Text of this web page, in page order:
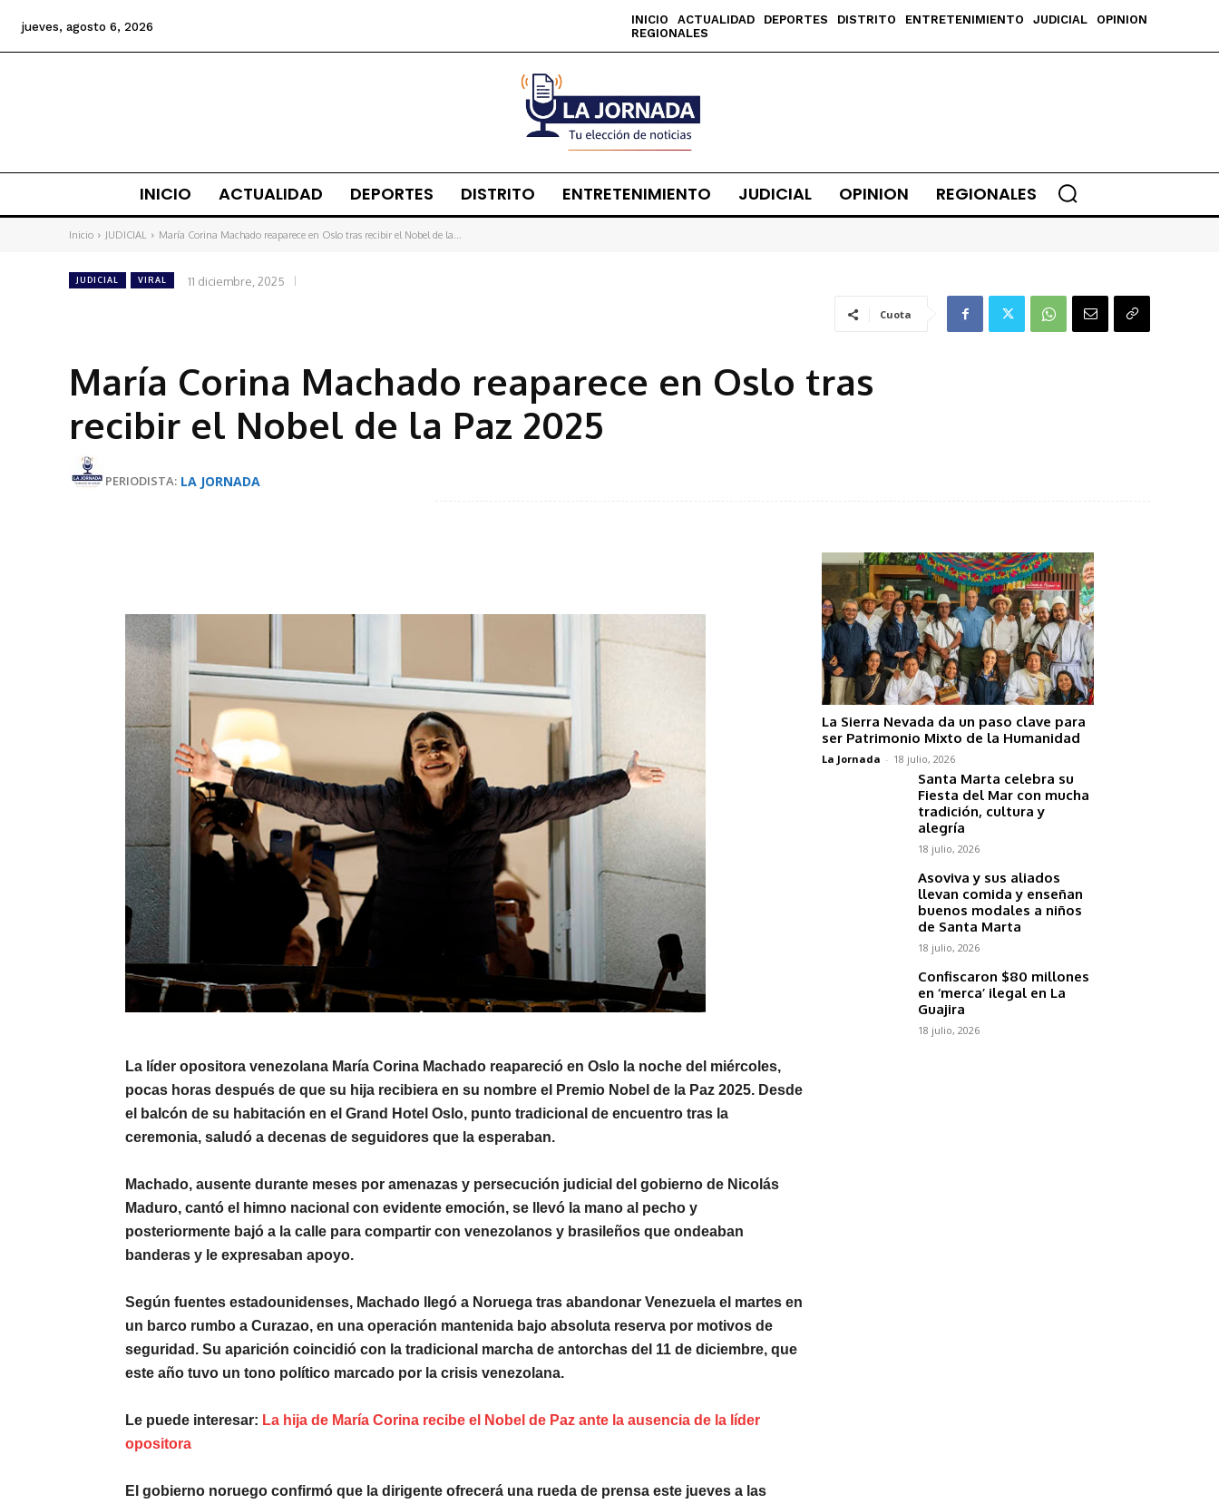
jueves, agosto 6, 2026 INICIO ACTUALIDAD DEPORTES DISTRITO ENTRETENIMIENTO JUDICIAL
OPINION
REGIONALES
INICIO ACTUALIDAD DEPORTES DISTRITO ENTRETENIMIENTO JUDICIAL OPINION REGIONALES
Inicio JUDICIAL María Corina Machado reaparece en Oslo tras recibir el Nobel de la...
JUDICIAL VIRAL 11 diciembre, 2025
Cuota
María Corina Machado reaparece en Oslo tras
recibir el Nobel de la Paz 2025
PERIODISTA: LA JORNADA
La líder opositora venezolana María Corina Machado reapareció en Oslo la noche del miércoles,
pocas horas después de que su hija recibiera en su nombre el
Premio Nobel de la Paz 2025. Desde
el balcón de su habitación en el Grand Hotel Oslo, punto tradicional de encuentro tras la
ceremonia, saludó a decenas de seguidores que la esperaban.
Machado, ausente durante meses por amenazas y persecución judicial del gobierno de Nicolás
Maduro, cantó el himno nacional con evidente emoción, se llevó la mano al pecho y
posteriormente bajó a la calle para compartir con venezolanos y brasileños que ondeaban
banderas y le expresaban apoyo.
Según fuentes estadounidenses, Machado llegó a Noruega tras abandonar Venezuela el martes en
un barco rumbo a Curazao, en una operación mantenida bajo absoluta reserva por motivos de
seguridad. Su aparición coincidió con la tradicional marcha de antorchas del 11 de diciembre, que
este año tuvo un tono político marcado por la crisis venezolana.
Le puede interesar: La hija de María Corina recibe el Nobel de Paz ante la ausencia de la líder
opositora
El gobierno noruego confirmó que la dirigente ofrecerá una rueda de prensa este jueves a las
La Sierra Nevada da un paso clave para
ser Patrimonio Mixto de la Humanidad
La Jornada - 18 julio, 2026
Santa Marta celebra su
Fiesta del Mar con mucha
tradición, cultura y
alegría
18 julio, 2026
Asoviva y sus aliados
llevan comida y enseñan
buenos modales a niños
de Santa Marta
18 julio, 2026
Confiscaron $80 millones
en ‘merca’ ilegal en La
Guajira
18 julio, 2026